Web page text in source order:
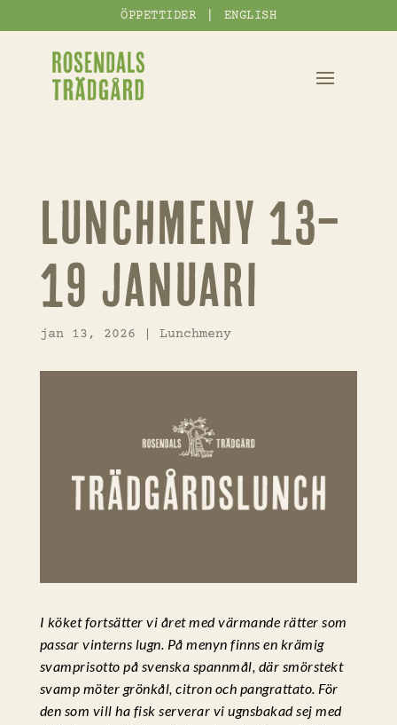
ÖPPETTIDER ENGLISH
Lunchmeny 13–
19 januari
jan 13, 2026 Lunchmeny
I köket fortsätter vi året med värmande rätter som
passar vinterns lugn. På menyn finns en krämig
svamprisotto på svenska spannmål, där smörstekt
svamp möter grönkål, citron och pangrattato. För
den som vill ha fisk serverar vi ugnsbakad sej med